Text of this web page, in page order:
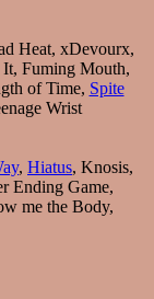
Heat, xDevourx,
It, Fuming Mouth,
of Time, Spite
Wrist
, Hiatus, Knosis,
Ending Game,
me the Body,